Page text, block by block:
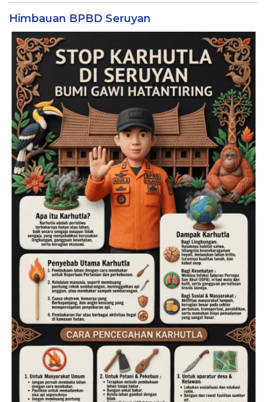
Himbauan BPBD Seruyan